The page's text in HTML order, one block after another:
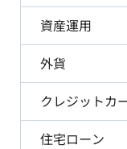
資産運用
外貨
クレジットカ
住宅ローン